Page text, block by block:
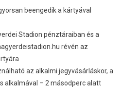
beengedik a kártyával
Stadion pénztáraiban és a
révén az
az alkalmi jegyvásárláskor, a
alkalmával – 2 másodperc alatt